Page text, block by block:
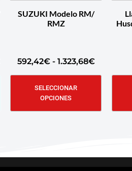
SUZUKI Modelo RM/
RMZ
592,42€ - 1.323,68€
SELECCIONAR
OPCIONES